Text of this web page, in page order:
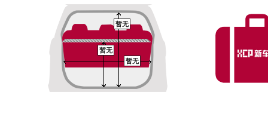
暂无
暂无
暂无